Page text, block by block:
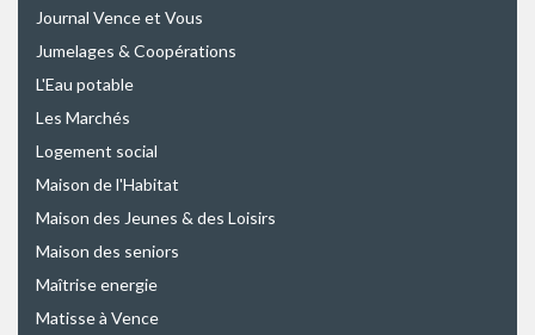
Journal Vence et Vous
Jumelages & Coopérations
L'Eau potable
Les Marchés
Logement social
Maison de l'Habitat
Maison des Jeunes & des Loisirs
Maison des seniors
Maîtrise energie
Matisse à Vence